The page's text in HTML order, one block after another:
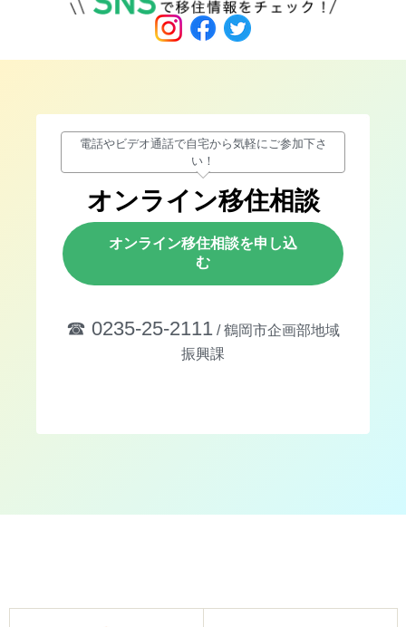
電話やビデオ通話で自宅から気軽にご参加下さ
い！
オンライン移住相談
オンライン移住相談を申し込
む
☎︎ 0235-25-2111 / 鶴岡市企画部地域
振興課